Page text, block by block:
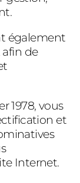
également
afin de
1978, vous
et
Internet.